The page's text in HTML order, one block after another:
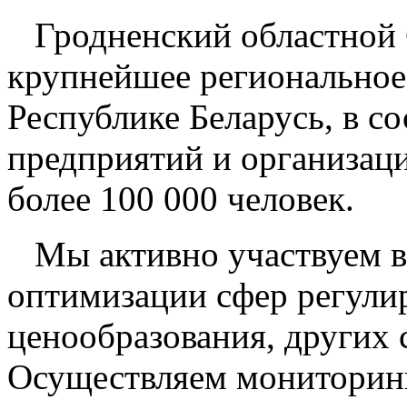
Гродненский областной
крупнейшее
Республике Беларусь, в
предприятий и
более 100 000 человек.
Мы активно участвуем
оптимизации сфер
ценообразования,
Осуществляем